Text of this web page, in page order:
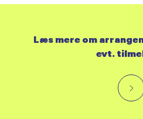
Læs mere om
evt.